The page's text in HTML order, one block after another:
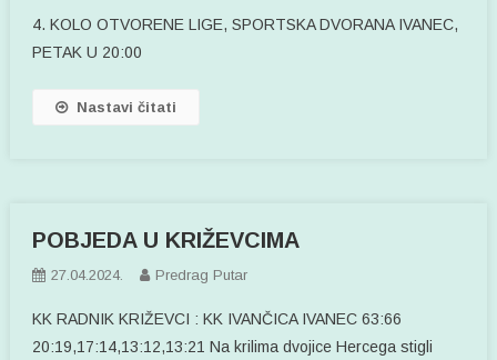
4. KOLO OTVORENE LIGE, SPORTSKA DVORANA IVANEC,
PETAK U 20:00
Nastavi čitati
POBJEDA U KRIŽEVCIMA
27.04.2024. Predrag Putar
KK RADNIK KRIŽEVCI : KK IVANČICA IVANEC 63:66
20:19,17:14,13:12,13:21 Na krilima dvojice Hercega stigli